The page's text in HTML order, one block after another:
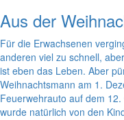
Aus der
Für die Erwachsenen
anderen viel zu schnell,
ist eben das Leben. Aber
Weihnachtsmann am 1.
Feuerwehrauto auf dem
wurde natürlich von den